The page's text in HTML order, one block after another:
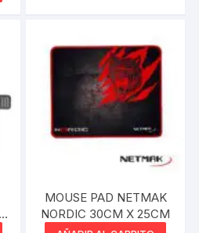
MOUSE PAD NETMAK
NORDIC 30CM X 25CM